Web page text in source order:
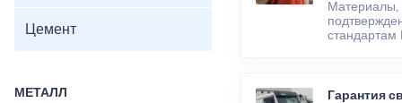
Цемент
МЕТАЛЛ
Материалы,
стандартам
Гарантия